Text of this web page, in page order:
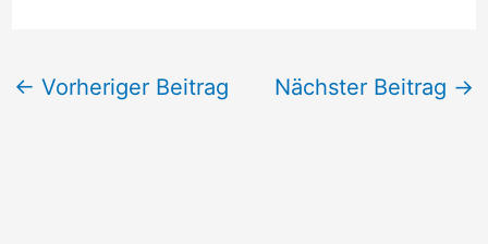
← Vorheriger Beitrag Nächster Beitrag →